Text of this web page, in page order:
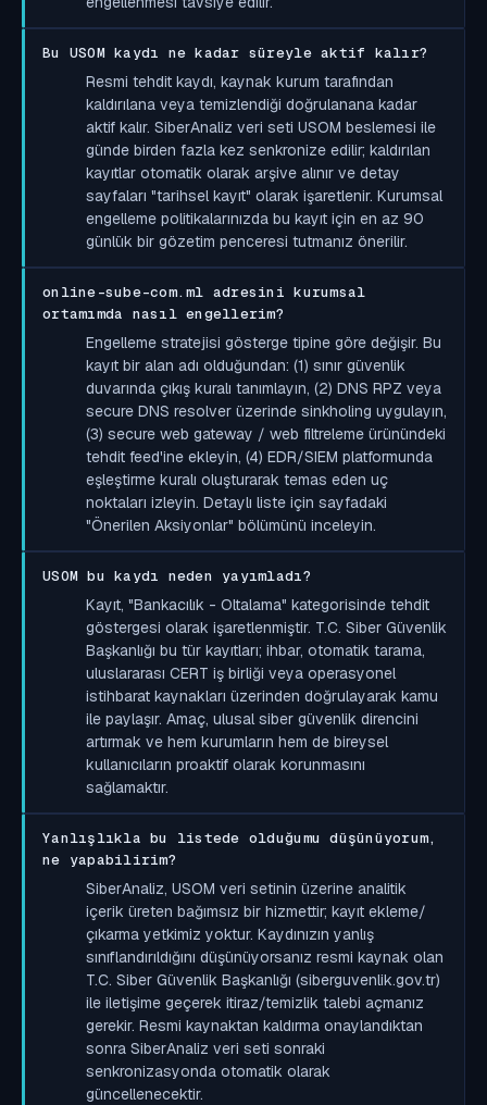
Bu USOM kaydı ne kadar süreyle aktif kalır?
Resmi tehdit kaydı, kaynak kurum tarafından
kaldırılana veya temizlendiği doğrulanana kadar
aktif kalır. SiberAnaliz veri seti USOM beslemesi ile
günde birden fazla kez senkronize edilir; kaldırılan
kayıtlar otomatik olarak arşive alınır ve detay
sayfaları "tarihsel kayıt" olarak işaretlenir. Kurumsal
engelleme politikalarınızda bu kayıt için en az 90
günlük bir gözetim penceresi tutmanız önerilir.
online-sube-com.ml adresini kurumsal
ortamımda nasıl engellerim?
Engelleme stratejisi gösterge tipine göre değişir. Bu
kayıt bir alan adı olduğundan: (1) sınır güvenlik
duvarında çıkış kuralı tanımlayın, (2) DNS RPZ veya
secure DNS resolver üzerinde sinkholing uygulayın,
(3) secure web gateway / web filtreleme ürünündeki
tehdit feed'ine ekleyin, (4) EDR/SIEM platformunda
eşleştirme kuralı oluşturarak temas eden uç
noktaları izleyin. Detaylı liste için sayfadaki
"Önerilen Aksiyonlar" bölümünü inceleyin.
USOM bu kaydı neden yayımladı?
Kayıt, "Bankacılık - Oltalama" kategorisinde tehdit
göstergesi olarak işaretlenmiştir. T.C. Siber Güvenlik
Başkanlığı bu tür kayıtları; ihbar, otomatik tarama,
uluslararası CERT iş birliği veya operasyonel
istihbarat kaynakları üzerinden doğrulayarak kamu
ile paylaşır. Amaç, ulusal siber güvenlik direncini
artırmak ve hem kurumların hem de bireysel
kullanıcıların proaktif olarak korunmasını
sağlamaktır.
Yanlışlıkla bu listede olduğumu düşünüyorum,
ne yapabilirim?
SiberAnaliz, USOM veri setinin üzerine analitik
içerik üreten bağımsız bir hizmettir; kayıt ekleme/
çıkarma yetkimiz yoktur. Kaydınızın yanlış
sınıflandırıldığını düşünüyorsanız resmi kaynak olan
T.C. Siber Güvenlik Başkanlığı (siberguvenlik.gov.tr)
ile iletişime geçerek itiraz/temizlik talebi açmanız
gerekir. Resmi kaynaktan kaldırma onaylandıktan
sonra SiberAnaliz veri seti sonraki
senkronizasyonda otomatik olarak
güncellenecektir.